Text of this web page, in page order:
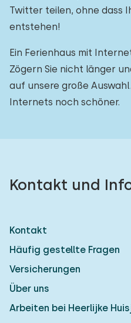
Twitter teilen, ohne dass
entstehen!
Ein Ferienhaus mit
Zögern Sie nicht länger
auf unsere große
Internets noch schöner.
Kontakt und
Kontakt
Häufig gestellte Fragen
Versicherungen
Über uns
Arbeiten bei Heerlijke